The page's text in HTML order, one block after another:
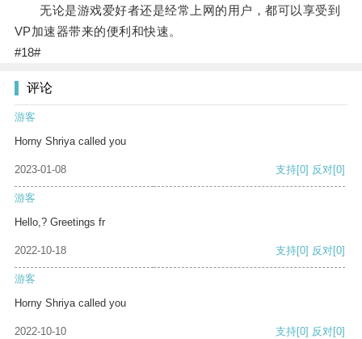
无论是游戏爱好者还是经常上网的用户，都可以享受到
VP加速器带来的便利和快速。
#18#
评论
游客
Horny Shriya called you
2023-01-08 支持[0] 反对[0]
游客
Hello,? Greetings fr
2022-10-18 支持[0] 反对[0]
游客
Horny Shriya called you
2022-10-10 支持[0] 反对[0]